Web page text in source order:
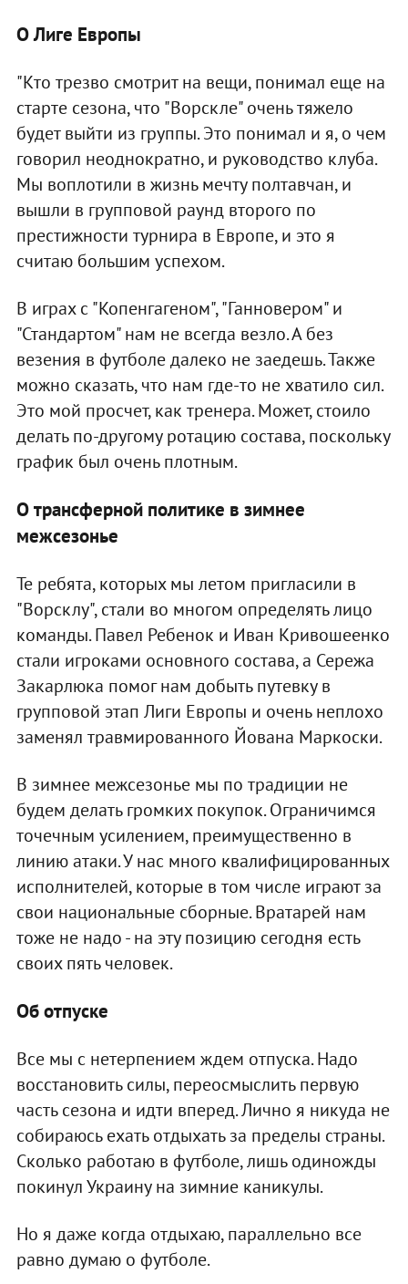
О Лиге Европы
"Кто трезво смотрит на вещи, понимал еще на
старте сезона, что "Ворскле" очень тяжело
будет выйти из группы. Это понимал и я, о чем
говорил неоднократно, и руководство клуба.
Мы воплотили в жизнь мечту полтавчан, и
вышли в групповой раунд второго по
престижности турнира в Европе, и это я
считаю большим успехом.
В играх с "Копенгагеном", "Ганновером" и
"Стандартом" нам не всегда везло. А без
везения в футболе далеко не заедешь. Также
можно сказать, что нам где-то не хватило сил.
Это мой просчет, как тренера. Может, стоило
делать по-другому ротацию состава, поскольку
график был очень плотным.
О трансферной политике в зимнее
межсезонье
Те ребята, которых мы летом пригласили в
"Ворсклу", стали во многом определять лицо
команды. Павел Ребенок и Иван Кривошеенко
стали игроками основного состава, а Сережа
Закарлюка помог нам добыть путевку в
групповой этап Лиги Европы и очень неплохо
заменял травмированного Йована Маркоски.
В зимнее межсезонье мы по традиции не
будем делать громких покупок. Ограничимся
точечным усилением, преимущественно в
линию атаки. У нас много квалифицированных
исполнителей, которые в том числе играют за
свои национальные сборные. Вратарей нам
тоже не надо - на эту позицию сегодня есть
своих пять человек.
Об отпуске
Все мы с нетерпением ждем отпуска. Надо
восстановить силы, переосмыслить первую
часть сезона и идти вперед. Лично я никуда не
собираюсь ехать отдыхать за пределы страны.
Сколько работаю в футболе, лишь одиножды
покинул Украину на зимние каникулы.
Но я даже когда отдыхаю, параллельно все
равно думаю о футболе.